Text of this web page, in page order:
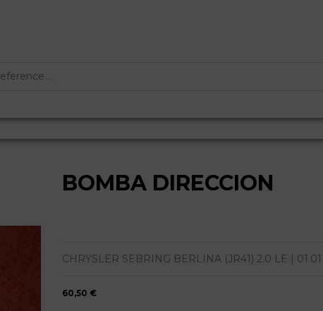
BOMBA DIRECCION
CHRYSLER SEBRING BERLINA (JR41) 2.0 LE |
60,50 €